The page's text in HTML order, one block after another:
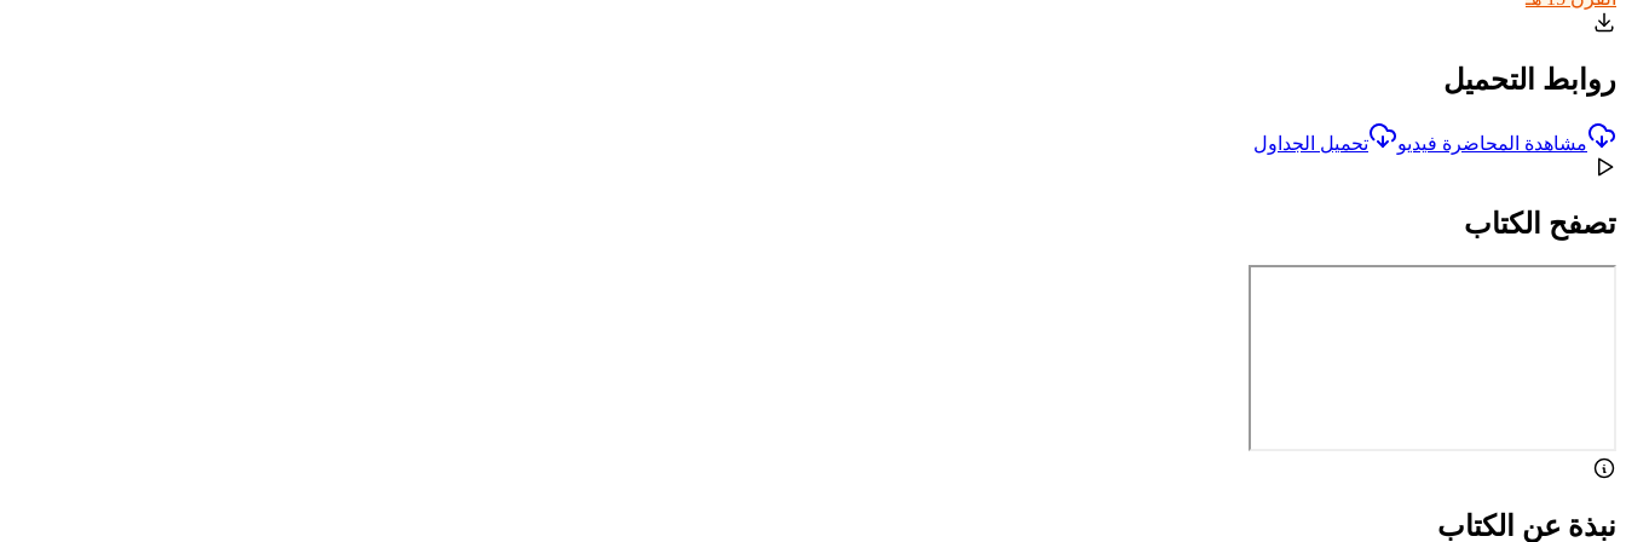
روابط التحميل
مشاهدة المحاضرة فيديو تحميل الجداول
تصفح الكتاب
نبذة عن الكتاب